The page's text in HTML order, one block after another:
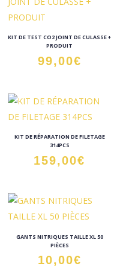
KIT DE TEST CO2 JOINT DE CULASSE +
PRODUIT
99,00€
KIT DE RÉPARATION DE FILETAGE
314PCS
159,00€
GANTS NITRIQUES TAILLE XL 50
PIÈCES
10,00€